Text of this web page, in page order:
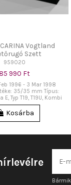
CARINA Vogtland
Szett
959020
990 Ft
1996 - 3 Mar 1998
35/35 mm Típus:
E, Typ T19, T19U, Kombi
Kosárba